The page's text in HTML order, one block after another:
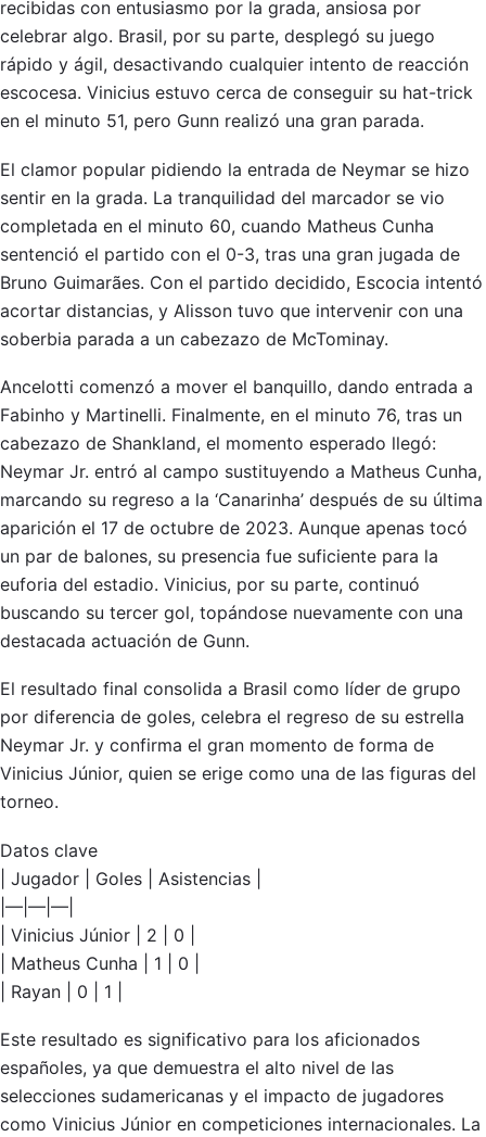
recibidas con entusiasmo por la grada, ansiosa por
celebrar algo. Brasil, por su parte, desplegó su juego
rápido y ágil, desactivando cualquier intento de reacción
escocesa. Vinicius estuvo cerca de conseguir su hat-trick
en el minuto 51, pero Gunn realizó una gran parada.
El clamor popular pidiendo la entrada de Neymar se hizo
sentir en la grada. La tranquilidad del marcador se vio
completada en el minuto 60, cuando Matheus Cunha
sentenció el partido con el 0-3, tras una gran jugada de
Bruno Guimarães. Con el partido decidido, Escocia intentó
acortar distancias, y Alisson tuvo que intervenir con una
soberbia parada a un cabezazo de McTominay.
Ancelotti comenzó a mover el banquillo, dando entrada a
Fabinho y Martinelli. Finalmente, en el minuto 76, tras un
cabezazo de Shankland, el momento esperado llegó:
Neymar Jr. entró al campo sustituyendo a Matheus Cunha,
marcando su regreso a la ‘Canarinha’ después de su última
aparición el 17 de octubre de 2023. Aunque apenas tocó
un par de balones, su presencia fue suficiente para la
euforia del estadio. Vinicius, por su parte, continuó
buscando su tercer gol, topándose nuevamente con una
destacada actuación de Gunn.
El resultado final consolida a Brasil como líder de grupo
por diferencia de goles, celebra el regreso de su estrella
Neymar Jr. y confirma el gran momento de forma de
Vinicius Júnior, quien se erige como una de las figuras del
torneo.
Datos clave
| Jugador | Goles | Asistencias |
|—|—|—|
| Vinicius Júnior | 2 | 0 |
| Matheus Cunha | 1 | 0 |
| Rayan | 0 | 1 |
Este resultado es significativo para los aficionados
españoles, ya que demuestra el alto nivel de las
selecciones sudamericanas y el impacto de jugadores
como Vinicius Júnior en competiciones internacionales. La